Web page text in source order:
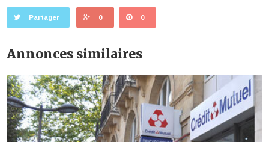
Partager 0 0
Annonces similaires